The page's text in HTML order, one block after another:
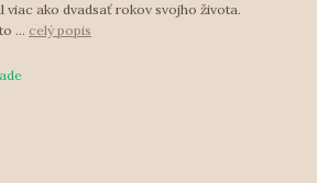
viac ako dvadsať rokov svojho života.
... celý popis